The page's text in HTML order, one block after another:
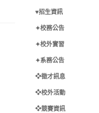
♥招生資訊
✦校務公告
✦校外實習
✦系務公告
❖徵才訊息
❖校外活動
❖競賽資訊